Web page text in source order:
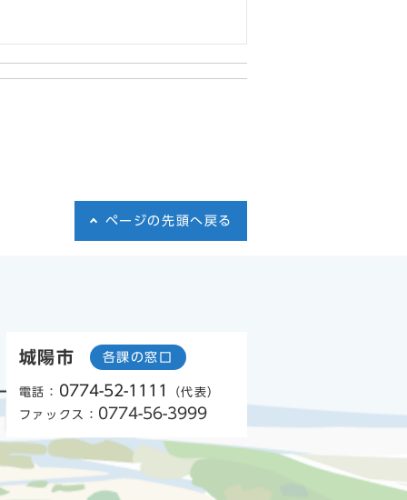
ページの先頭へ戻る
城陽市 各課の窓口
電話： 0774-52-1111
（代表）
ファックス： 0774-56-3999